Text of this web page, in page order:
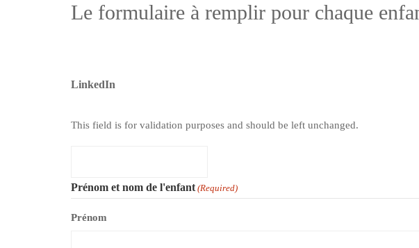
Le formulaire à remplir pour chaque
LinkedIn
This field is for validation purposes and should be left unchanged.
Prénom et nom de l'enfant (Required)
Prénom